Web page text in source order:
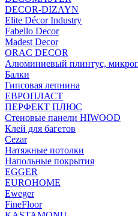
DECOR-DIZAYN
Elite Décor Industry
Fabello Decor
Madest Decor
ORAC DECOR
Алюминиевый плинтус,
Балки
Гипсовая лепнина
ЕВРОПЛАСТ
ПЕРФЕКТ ПЛЮС
Стеновые панели HIWOOD
Клей для багетов
Cezar
Натяжные потолки
Напольные покрытия
EGGER
EUROHOME
Eweger
FineFloor